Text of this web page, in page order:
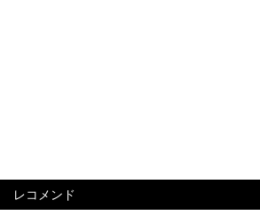
レコメンド